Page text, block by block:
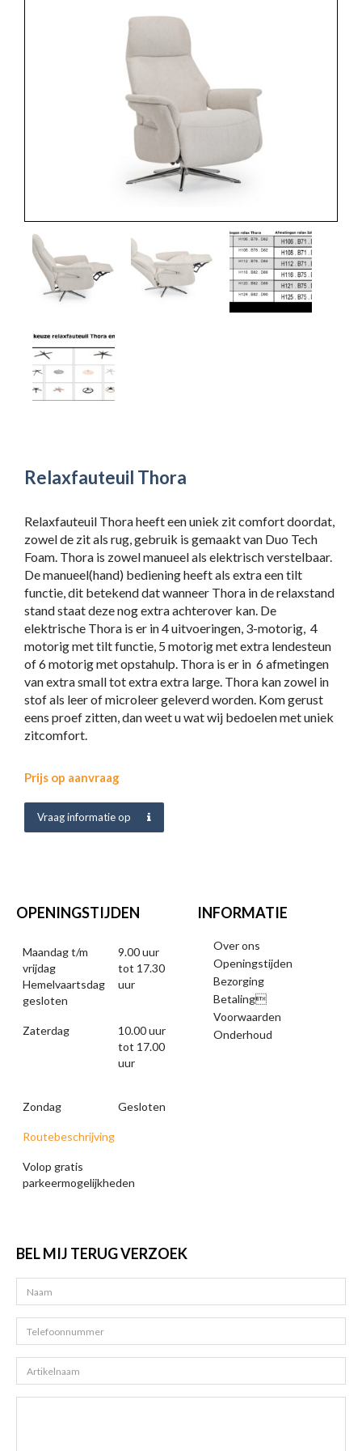
Relaxfauteuil Thora
Relaxfauteuil Thora heeft een uniek zit comfort doordat,
zowel de zit als rug, gebruik is gemaakt van Duo Tech
Foam. Thora is zowel manueel als elektrisch verstelbaar.
De manueel(hand) bediening heeft als extra een tilt
functie, dit betekend dat wanneer Thora in de relaxstand
stand staat deze nog extra achterover kan. De
elektrische Thora is er in 4 uitvoeringen, 3-motorig, 4
motorig met tilt functie, 5 motorig met extra lendesteun
of 6 motorig met opstahulp. Thora is er in 6 afmetingen
van extra small tot extra extra large. Thora kan zowel in
stof als leer of microleer geleverd worden. Kom gerust
eens proef zitten, dan weet u wat wij bedoelen met uniek
zitcomfort.
Prijs op aanvraag
Vraag informatie op
OPENINGSTIJDEN
Maandag t/m
vrijdag
Hemelvaartsdag
gesloten
9.00 uur
tot 17.30
uur
Zaterdag
10.00 uur
tot 17.00
uur
Zondag Gesloten
Routebeschrijving
Volop gratis
parkeermogelijkheden
INFORMATIE
Over ons
Openingstijden
Bezorging
Betaling
Voorwaarden
Onderhoud
BEL MIJ TERUG VERZOEK